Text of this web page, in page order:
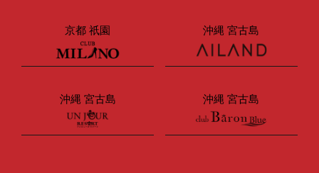
京都 祇園 沖縄 宮古島
沖縄 宮古島 沖縄 宮古島